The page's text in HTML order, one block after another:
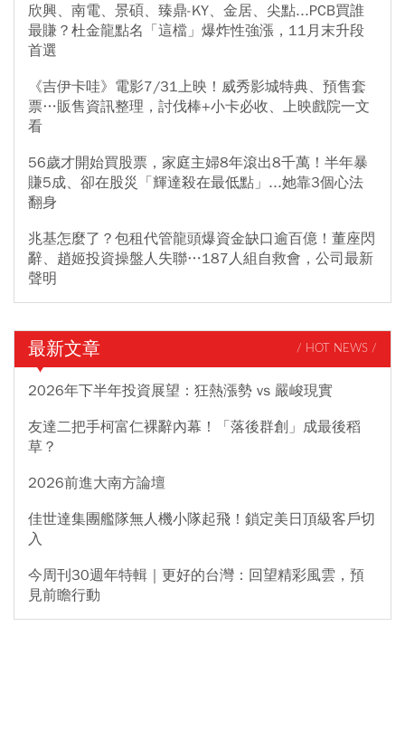
欣興、南電、景碩、臻鼎-KY、金居、尖點...PCB買誰
最賺？杜金龍點名「這檔」爆炸性強漲，11月末升段
首選
《吉伊卡哇》電影7/31上映！威秀影城特典、預售套
票…販售資訊整理，討伐棒+小卡必收、上映戲院一文
看
56歲才開始買股票，家庭主婦8年滾出8千萬！半年暴
賺5成、卻在股災「輝達殺在最低點」...她靠3個心法
翻身
兆基怎麼了？包租代管龍頭爆資金缺口逾百億！董座閃
辭、趙姬投資操盤人失聯…187人組自救會，公司最新
聲明
最新文章 / HOT NEWS /
2026年下半年投資展望：狂熱漲勢 vs 嚴峻現實
友達二把手柯富仁裸辭內幕！「落後群創」成最後稻
草？
2026前進大南方論壇
佳世達集團艦隊無人機小隊起飛！鎖定美日頂級客戶切
入
今周刊30週年特輯｜更好的台灣：回望精彩風雲，預
見前瞻行動